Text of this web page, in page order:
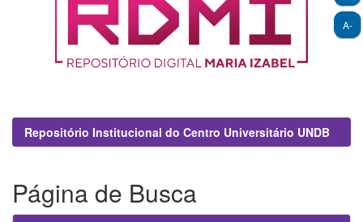
A-
Repositório Institucional do Centro Universitário UNDB
Página de Busca